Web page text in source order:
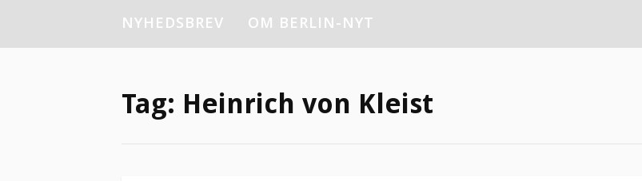
NYHEDSBREV OM BERLIN-NYT
Tag: Heinrich von Kleist